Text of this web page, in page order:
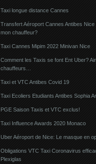
Taxi longue distance Cannes
Transfert Aéroport Cannes Antibes
mon chauffeur?
Taxi Cannes Mipim 2022 Minivan Nice
Comment les Taxis se font Ent Uber?
chauffeurs…
Taxi et VTC Antibes Covid 19
Taxi Ecoliers Etudiants Antibes Sophia
PGE Saison Taxis et VTC exclus!
Taxi Influence Awards 2020 Monaco
Uber Aéroport de Nice: Le masque en
Obligations VTC Taxi Coronavirus
Plexiglas